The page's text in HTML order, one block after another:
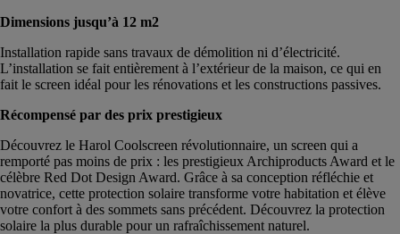
Dimensions jusqu’à 12 m2
Installation rapide sans travaux de démolition ni d’électricité.
L’installation se fait entièrement à l’extérieur de la maison, ce qui en
fait le screen idéal pour les rénovations et les constructions passives.
Récompensé par des prix prestigieux
Découvrez le Harol Coolscreen révolutionnaire, un screen qui a
remporté pas moins de prix : les prestigieux Archiproducts Award et le
célèbre Red Dot Design Award. Grâce à sa conception réfléchie et
novatrice, cette protection solaire transforme votre habitation et élève
votre confort à des sommets sans précédent. Découvrez la protection
solaire la plus durable pour un rafraîchissement naturel.